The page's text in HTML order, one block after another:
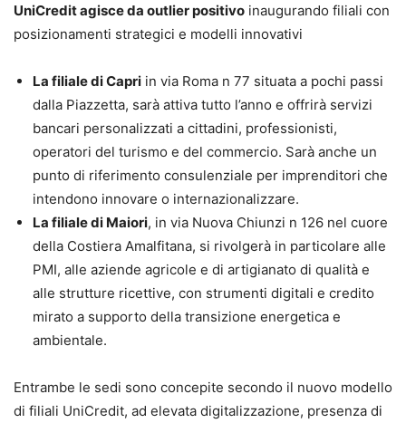
UniCredit agisce da outlier positivo inaugurando filiali con
posizionamenti strategici e modelli innovativi
La filiale di Capri in via Roma n 77 situata a pochi passi
dalla Piazzetta, sarà attiva tutto l’anno e offrirà servizi
bancari personalizzati a cittadini, professionisti,
operatori del turismo e del commercio. Sarà anche un
punto di riferimento consulenziale per imprenditori che
intendono innovare o internazionalizzare.
La filiale di Maiori, in via Nuova Chiunzi n 126 nel cuore
della Costiera Amalfitana, si rivolgerà in particolare alle
PMI, alle aziende agricole e di artigianato di qualità e
alle strutture ricettive, con strumenti digitali e credito
mirato a supporto della transizione energetica e
ambientale.
Entrambe le sedi sono concepite secondo il nuovo modello
di filiali UniCredit, ad elevata digitalizzazione, presenza di